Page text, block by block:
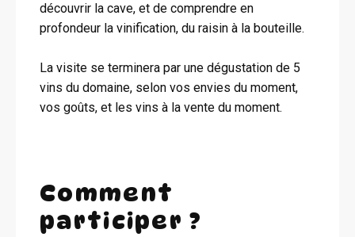
découvrir la cave, et de comprendre en
profondeur la vinification, du raisin à la bouteille.
La visite se terminera par une dégustation de 5
vins du domaine, selon vos envies du moment,
vos goûts, et les vins à la vente du moment.
Comment
participer ?